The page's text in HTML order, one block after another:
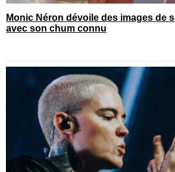
Monic Néron dévoile des images de
avec son chum connu